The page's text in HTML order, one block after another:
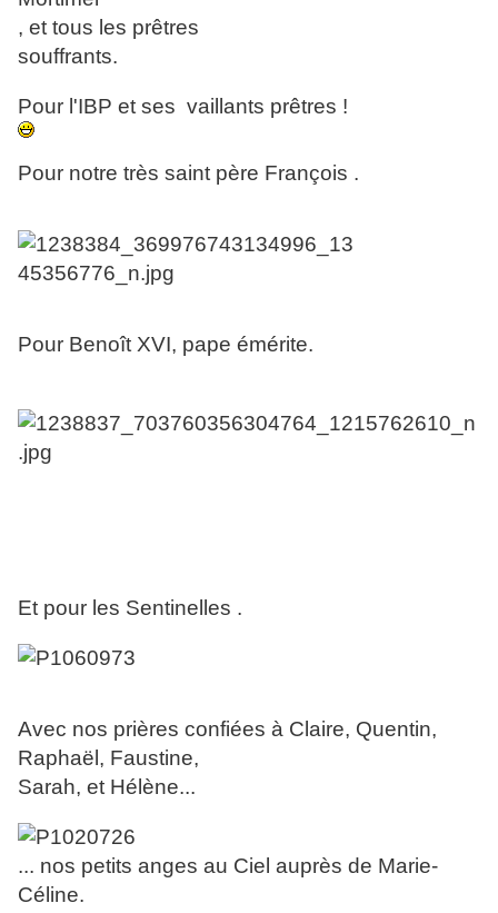
, et tous les prêtres
souffrants.
Pour l'IBP et ses vaillants prêtres !
Pour notre très saint père François .
Pour Benoît XVI, pape émérite.
Et pour les Sentinelles .
Avec nos prières confiées à Claire, Quentin,
Raphaël, Faustine,
Sarah, et Hélène...
... nos petits anges au Ciel auprès de Marie-
Céline.